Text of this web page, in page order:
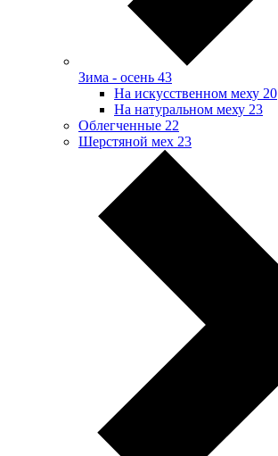
Зима - осень 43
На искусственном меху 20
На натуральном меху 23
Облегченные 22
Шерстяной мех 23